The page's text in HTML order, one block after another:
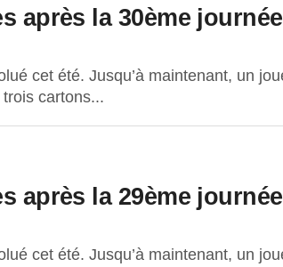
après la 30ème
cet été. Jusqu’à maintenant, un
cartons...
après la 29ème
cet été. Jusqu’à maintenant, un